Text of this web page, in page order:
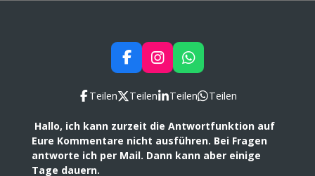
F
a
c
e
o
o
k
I
n
s
t
a
g
r
a
W
h
a
t
A
p
p
Teilen Teilen Teilen Teilen
Hallo, ich kann zurzeit die Antwortfunktion auf
Eure Kommentare nicht ausführen. Bei Fragen
antworte ich per Mail. Dann kann aber einige
Tage dauern.